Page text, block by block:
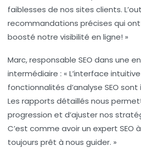
faiblesses de nos sites clients.
recommandations précises qui
boosté notre visibilité en ligne! »
Marc, responsable SEO dans une
intermédiaire : « L’interface
fonctionnalités d’analyse SEO sont
Les rapports détaillés nous
progression et d’ajuster nos
C’est comme avoir un expert SEO
toujours prêt à nous guider. »